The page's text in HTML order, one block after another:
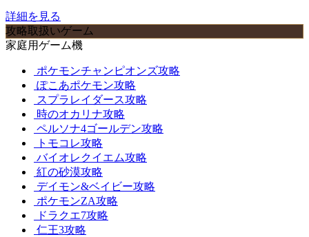
詳細を見る
攻略取扱いゲーム
家庭用ゲーム機
ポケモンチャンピオンズ攻略
ぽこあポケモン攻略
スプラレイダース攻略
時のオカリナ攻略
ペルソナ4ゴールデン攻略
トモコレ攻略
バイオレクイエム攻略
紅の砂漠攻略
デイモン&ベイビー攻略
ポケモンZA攻略
ドラクエ7攻略
仁王3攻略